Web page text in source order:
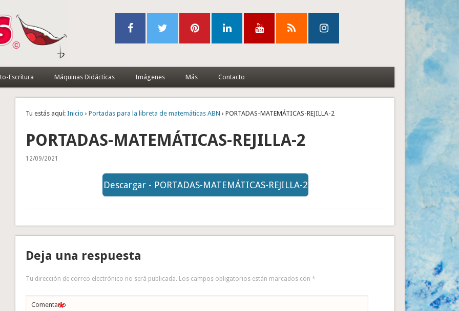
Escritura Máquinas Didácticas Imágenes Más Contacto
Tu estás aquí: Inicio ›Portadas para la libreta de matemáticas ABN › PORTADAS-MATEMÁTICAS-REJILLA-2
PORTADAS-MATEMÁTICAS-REJILLA-2
12/09/2021
Descargar - PORTADAS-MATEMÁTICAS-REJILLA-2
Deja una respuesta
Tu dirección de correo electrónico no será publicada. Los campos obligatorios están marcados con*
Comentario
*